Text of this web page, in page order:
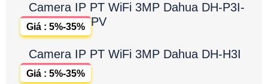
Camera IP PT WiFi 3MP Dahua DH-P3I-
PV
Giá : 5%-35%
Camera IP PT WiFi 3MP Dahua DH-H3I
Giá : 5%-35%